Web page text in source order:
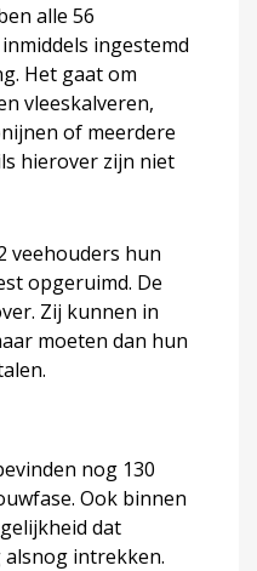
alle 56
ingestemd
Het gaat om
vleeskalveren,
of meerdere
hierover zijn niet
veehouders hun
opgeruimd. De
Zij kunnen in
moeten dan hun
nog 130
Ook binnen
dat
intrekken.